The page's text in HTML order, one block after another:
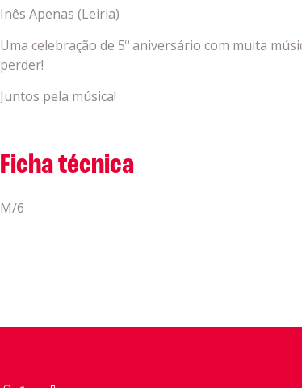
Inês Apenas (Leiria)
Uma celebração de 5º aniversário com muita
perder!
Juntos pela música!
Ficha técnica
M/6